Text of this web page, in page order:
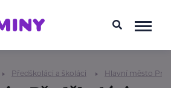
Předškoláci a školáci Hlavní město